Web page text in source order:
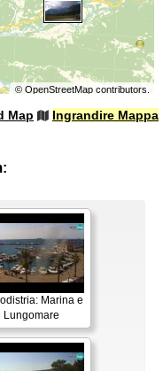
© OpenStreetMapcontributors.
Map Ingrandire Mappa
Marina e
Lungomare